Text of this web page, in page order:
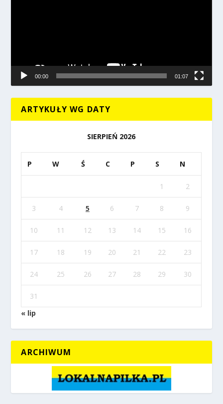
00:00 01:07
ARTYKUŁY WG DATY
SIERPIEŃ 2026
P W Ś C P S N
1 2
3 4 5 6 7 8 9
10 11 12 13 14 15 16
17 18 19 20 21 22 23
24 25 26 27 28 29 30
31
« lip
ARCHIWUM